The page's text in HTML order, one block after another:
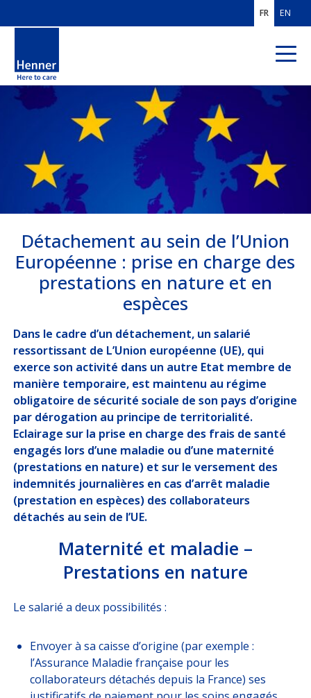
FR EN
QUI SOMMES-NOUS ?
EXPERTISES
MÉTIERS
CLIENTS MOBILITÉ INTERNATIONALE
SOLUTIONS PROSDE L'ASSURANCE
NOUS REJOINDRE
ESPACE CLIENT
Choisissez votre profil
ASSURÉ
ORGANISATION INTERNATIONALE
CORRESPONDANT D’ENTREPRISE / RH
ESPACE RH GARANTIE OBSÈQUES
Détachement au sein de l’Union
Européenne : prise en charge des
prestations en nature et en
espèces
Dans le cadre d’un détachement, un salarié
ressortissant de L’Union européenne (UE), qui
exerce son activité dans un autre Etat membre de
manière temporaire, est maintenu au régime
obligatoire de sécurité sociale de son pays d’origine
par dérogation au principe de territorialité.
Eclairage sur la prise en charge des frais de santé
engagés lors d’une maladie ou d’une maternité
(prestations en nature) et sur le versement des
indemnités journalières en cas d’arrêt maladie
(prestation en espèces) des collaborateurs
détachés au sein de l’UE.
Maternité et maladie –
Prestations en nature
Le salarié a deux possibilités :
Envoyer à sa caisse d’origine (par exemple :
l’Assurance Maladie française pour les
collaborateurs détachés depuis la France) ses